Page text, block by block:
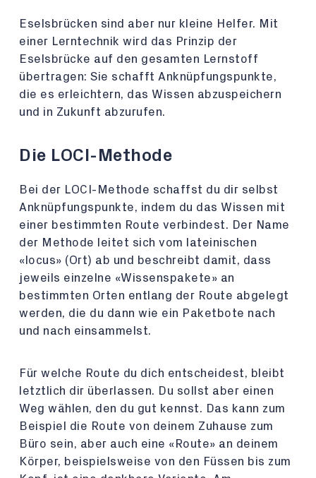
Eselsbrücken sind aber nur kleine Helfer. Mit
einer Lerntechnik wird das Prinzip der
Eselsbrücke auf den gesamten Lernstoff
übertragen: Sie schafft Anknüpfungspunkte,
die es erleichtern, das Wissen abzuspeichern
und in Zukunft abzurufen.
Die LOCI-Methode
Bei der LOCI-Methode schaffst du dir selbst
Anknüpfungspunkte, indem du das Wissen mit
einer bestimmten Route verbindest. Der Name
der Methode leitet sich vom lateinischen
«locus» (Ort) ab und beschreibt damit, dass
jeweils einzelne «Wissenspakete» an
bestimmten Orten entlang der Route abgelegt
werden, die du dann wie ein Paketbote nach
und nach einsammelst.
Für welche Route du dich entscheidest, bleibt
letztlich dir überlassen. Du sollst aber einen
Weg wählen, den du gut kennst. Das kann zum
Beispiel die Route von deinem Zuhause zum
Büro sein, aber auch eine «Route» an deinem
Körper, beispielsweise von den Füssen bis zum